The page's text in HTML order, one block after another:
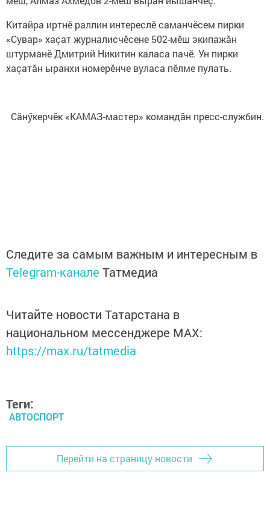
Китайра иртнӗ раллин интереслӗ саманчӗсем пирки
«Сувар» хаçат журналисчӗсене 502-мӗш экипажăн
штурманӗ Дмитрий Никитин каласа пачӗ. Ун пирки
хаçатăн ыранхи номерӗнче вуласа пӗлме пулать.
Сăнӳкерчӗк «КАМАЗ-мастер» командăн пресс-службин.
Следите за самым важным и интересным в
Telegram-канале Татмедиа
Читайте новости Татарстана в
национальном мессенджере MАХ:
https://max.ru/tatmedia
Теги:
АВТОСПОРТ
Перейти на страницу новости